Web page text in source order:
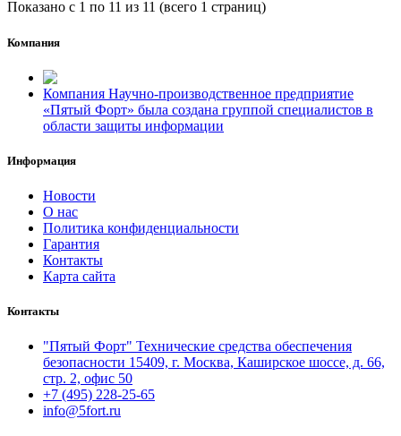
Показано с 1 по 11 из 11 (всего 1 страниц)
Компания
Компания Научно-производственное предприятие
«Пятый Форт» была создана группой специалистов в
области защиты информации
Информация
Новости
О нас
Политика конфиденциальности
Гарантия
Контакты
Карта сайта
Контакты
"Пятый Форт" Технические средства обеспечения
безопасности 15409, г. Москва, Каширское шоссе, д. 66,
стр. 2, офис 50
+7 (495) 228-25-65
info@5fort.ru